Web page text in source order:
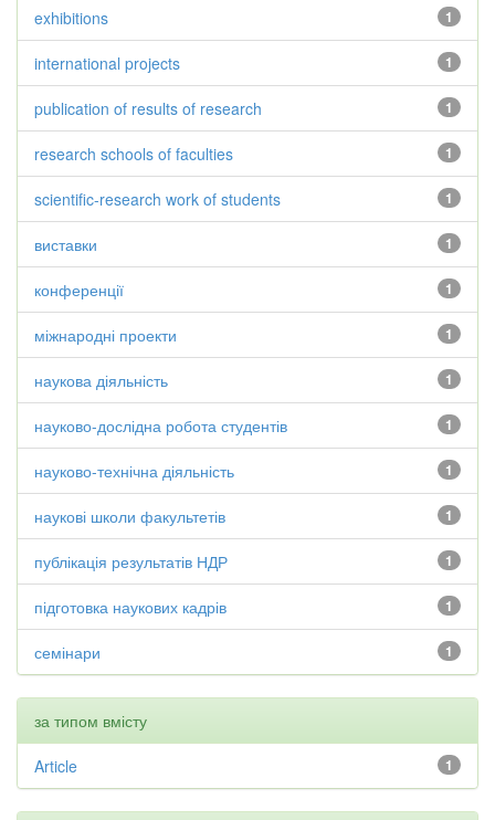
1
exhibitions
1
international projects
1
publication of results of research
1
research schools of faculties
1
scientific-research work of students
1
виставки
1
конференції
1
міжнародні проекти
1
наукова діяльність
1
науково-дослідна робота студентів
1
науково-технічна діяльність
1
наукові школи факультетів
1
публікація результатів НДР
1
підготовка наукових кадрів
1
семінари
за типом вмісту
1
Article